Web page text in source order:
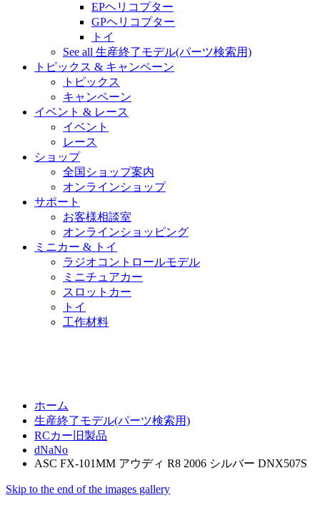
EPヘリコプター
GPヘリコプター
トイ
See all 生産終了モデル(パーツ検索用)
トピックス & キャンペーン
トピックス
キャンペーン
イベント & レース
イベント
レース
ショップ
全国ショップ案内
オンラインショップ
サポート
お客様相談室
オンラインショッピング
ミニカー & トイ
ラジオコントロールモデル
ミニチュアカー
スロットカー
トイ
工作材料
ホーム
生産終了モデル(パーツ検索用)
RCカー旧製品
dNaNo
ASC FX-101MM アウディ R8 2006 シルバー DNX507S
Skip to the end of the images gallery